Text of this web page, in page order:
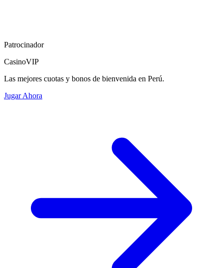
Patrocinador
CasinoVIP
Las mejores cuotas y bonos de bienvenida en Perú.
Jugar Ahora